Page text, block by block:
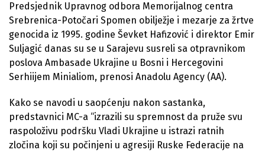
Predsjednik Upravnog odbora Memorijalnog centra
Srebrenica-Potočari Spomen obilježje i mezarje za žrtve
genocida iz 1995. godine Ševket Hafizović i direktor Emir
Suljagić danas su se u Sarajevu susreli sa otpravnikom
poslova Ambasade Ukrajine u Bosni i Hercegovini
Serhiijem Minialiom, prenosi Anadolu Agency (AA).
Kako se navodi u saopćenju nakon sastanka,
predstavnici MC-a “izrazili su spremnost da pruže svu
raspoloživu podršku Vladi Ukrajine u istrazi ratnih
zločina koji su počinjeni u agresiji Ruske Federacije na